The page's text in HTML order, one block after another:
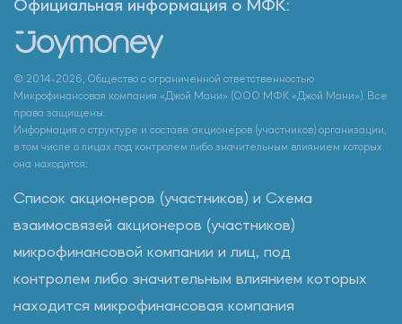
Официальная информация о МФК:
© 2014-2026, Общество с ограниченной ответственностью
Микрофинансовая компания «Джой Мани» (ООО МФК «Джой Мани»). Все
права защищены.
Информация о структуре и составе акционеров (участников) организации,
в том числе о лицах под контролем либо значительным влиянием которых
она находится:
Список акционеров (участников) и Схема
взаимосвязей акционеров (участников)
микрофинансовой компании и лиц, под
контролем либо значительным влиянием которых
находится микрофинансовая компания